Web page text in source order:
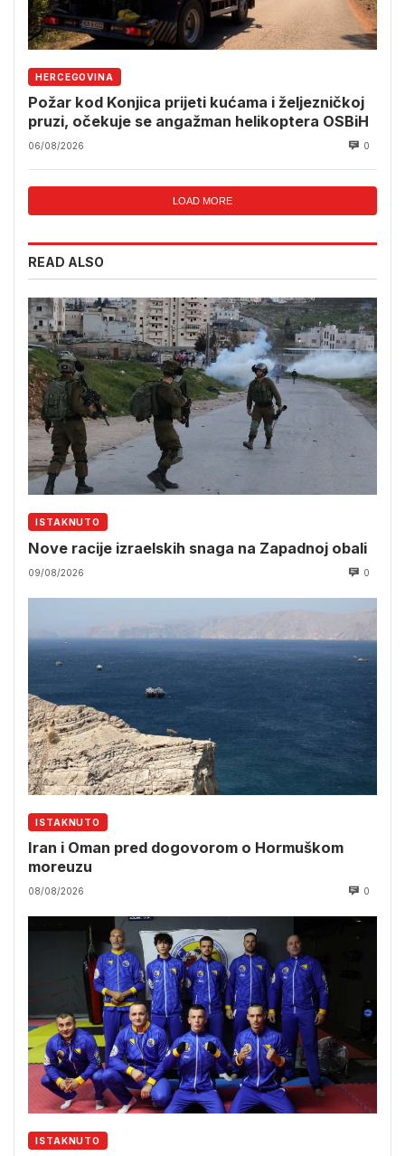
HERCEGOVINA
Požar kod Konjica prijeti kućama i željezničkoj
pruzi, očekuje se angažman helikoptera OSBiH
06/08/2026 0
LOAD MORE
READ ALSO
ISTAKNUTO
Nove racije izraelskih snaga na Zapadnoj obali
09/08/2026 0
ISTAKNUTO
Iran i Oman pred dogovorom o Hormuškom
moreuzu
08/08/2026 0
ISTAKNUTO